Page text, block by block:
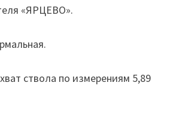
«ЯРЦЕВО».
ствола по измерениям 5,89